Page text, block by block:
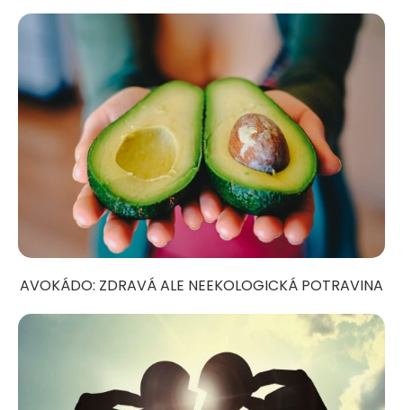
AVOKÁDO: ZDRAVÁ ALE NEEKOLOGICKÁ POTRAVINA